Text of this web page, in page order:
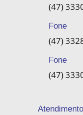
(47)
Fone
(47)
Fone
(47)
Atendimento